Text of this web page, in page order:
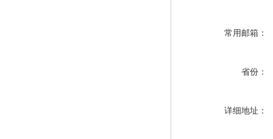
常用邮箱：
省份：
详细地址：